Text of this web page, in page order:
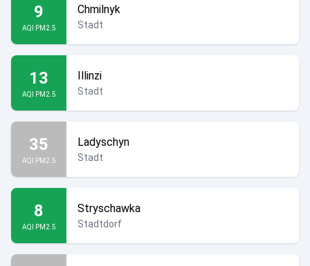
9
AQI PM2.5
Chmilnyk
Stadt
13
AQI PM2.5
Illinzi
Stadt
35
AQI PM2.5
Ladyschyn
Stadt
8
AQI PM2.5
Stryschawka
Stadtdorf